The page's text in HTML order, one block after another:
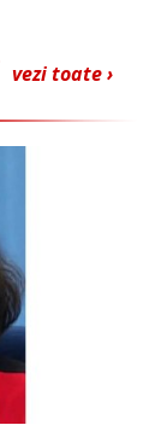
vezi toate ›